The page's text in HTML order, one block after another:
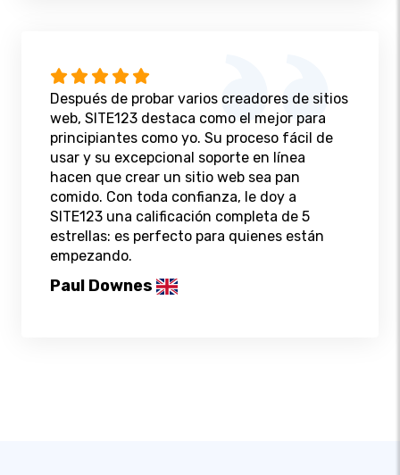
Después de probar varios creadores de sitios
web, SITE123 destaca como el mejor para
principiantes como yo. Su proceso fácil de
usar y su excepcional soporte en línea
hacen que crear un sitio web sea pan
comido. Con toda confianza, le doy a
SITE123 una calificación completa de 5
estrellas: es perfecto para quienes están
empezando.
Paul Downes